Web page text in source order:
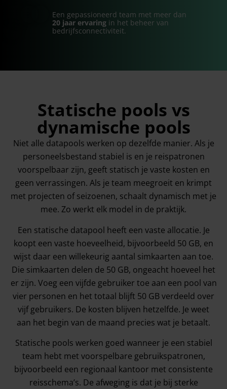
Een gepassioneerd team met meer dan
20 jaar ervaringin het beheer van
bedrijfsconnectiviteit.
Statische pools vs
dynamische pools
Niet alle datapools werken op dezelfde manier. Als je
personeelsbestand stabiel is en je reispatronen
voorspelbaar zijn, geeft statisch je vaste kosten en
geen verrassingen. Als je team meegroeit en krimpt
met projecten of seizoenen, schaalt dynamisch met je
mee. Zo werkt elk model in de praktijk.
Een statische datapool heeft een vaste allocatie. Je
koopt een vaste hoeveelheid, bijvoorbeeld 50 GB, en
wijst daar een willekeurig aantal simkaarten aan toe.
Die simkaarten delen de 50 GB, ongeacht hoeveel het
er zijn. Voeg een vijfde gebruiker toe aan een pool van
vier personen en het totaal blijft 50 GB verdeeld over
vijf gebruikers. De kosten blijven hetzelfde. Je weet
aan het begin van de maand precies wat je betaalt.
Statische pools werken goed wanneer je een stabiel
team hebt met voorspelbare gebruikspatronen,
bijvoorbeeld een regionaal kantoor met consistente
reisschema’s. De afweging is dat je bij sterke